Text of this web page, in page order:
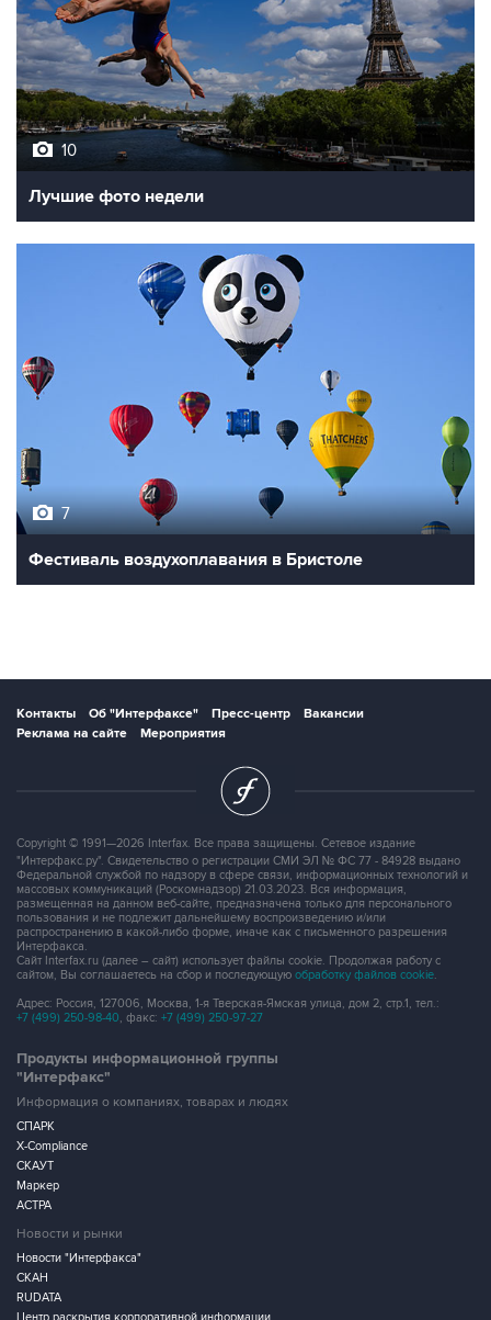
10
Лучшие фото недели
7
Фестиваль воздухоплавания в Бристоле
Контакты Об "Интерфаксе" Пресс-центр
Вакансии
Реклама на сайте
Мероприятия
Copyright © 1991—2026 Interfax. Все права защищены. Сетевое издание
"Интерфакс.ру". Свидетельство о регистрации СМИ ЭЛ № ФС 77 - 84928 выдано
Федеральной службой по надзору в сфере связи, информационных технологий и
массовых коммуникаций (Роскомнадзор) 21.03.2023. Вся информация,
размещенная на данном веб-сайте, предназначена только для персонального
пользования и не подлежит дальнейшему воспроизведению и/или
распространению в какой-либо форме, иначе как с письменного разрешения
Интерфакса.
Сайт Interfax.ru (далее – сайт) использует файлы cookie. Продолжая работу с
сайтом, Вы соглашаетесь на сбор и последующую обработку файлов cookie.
Адрес: Россия, 127006, Москва, 1-я Тверская-Ямская улица, дом 2, стр.1, тел.:
+7 (499) 250-98-40, факс: +7 (499) 250-97-27
Продукты информационной группы
"Интерфакс"
Информация о компаниях, товарах и людях
СПАРК
X-Compliance
СКАУТ
Маркер
АСТРА
Новости и рынки
Новости "Интерфакса"
СКАН
RUDATA